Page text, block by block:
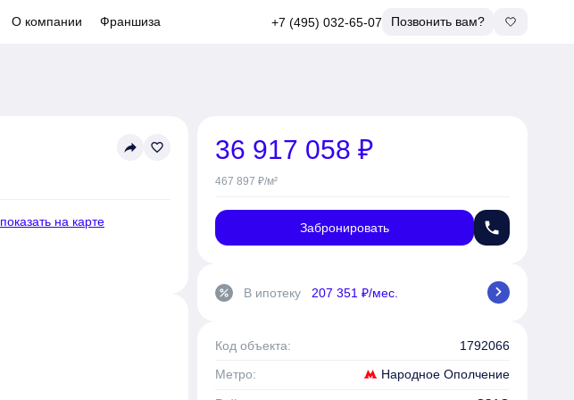
О компании Франшиза +7 (495) 032-65-07 Позвонить вам?
reply favorite_border
показать на карте
36 917 058 ₽
467 897 ₽/м²
Забронировать phone
percent В ипотеку 207 351 ₽/мес. chevron_right
Код объекта: 1792066
Метро: Народное Ополчение